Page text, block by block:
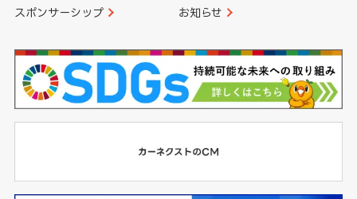
スポンサーシップ お知らせ